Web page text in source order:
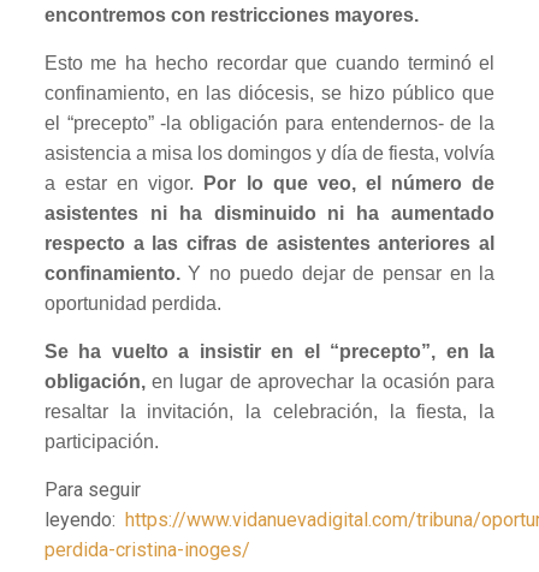
encontremos con restricciones mayores.
Esto me ha hecho recordar que cuando terminó el
confinamiento, en las diócesis, se hizo público que
el “precepto” -la obligación para entendernos- de la
asistencia a misa los domingos y día de fiesta, volvía
a estar en vigor.
Por lo que veo, el número de
asistentes ni ha disminuido ni ha aumentado
respecto a las cifras de asistentes anteriores al
confinamiento.Y no puedo dejar de pensar en la
oportunidad perdida.
Se ha vuelto a insistir en el “precepto”, en la
obligación,en lugar de aprovechar la ocasión para
resaltar la invitación, la celebración, la fiesta, la
participación.
Para seguir
leyendo: https://www.vidanuevadigital.com/tribuna/
perdida-cristina-inoges/